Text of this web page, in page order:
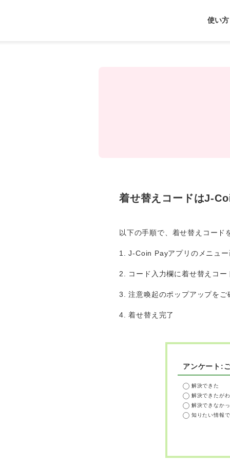
使い方
着せ替えコードはJ-
以下の手順で、着せ替えコード
1. J-Coin Payアプリのメニュ
2. コード入力欄に着せ替えコ
3. 注意喚起のポップアップを
4. 着せ替え完了
アンケート:
解決できた
解決できたが
解決できなかっ
知りたい情報